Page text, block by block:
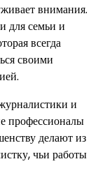
внимания.
для семьи и
всегда
своими
и
профессионалы
делают из
чьи работы